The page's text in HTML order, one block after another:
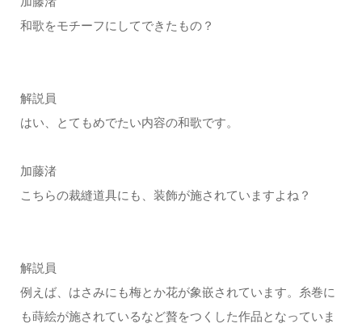
和歌をモチーフにしてできたもの？
解説員
はい、とてもめでたい内容の和歌です。
加藤渚
こちらの裁縫道具にも、装飾が施されていますよね？
解説員
例えば、はさみにも梅とか花が象嵌されています。糸巻に
も蒔絵が施されているなど贅をつくした作品となっていま